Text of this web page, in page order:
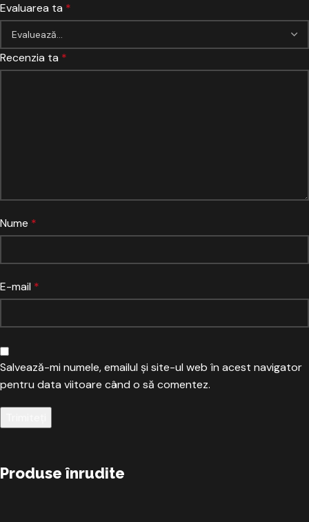
Evaluarea ta *
Recenzia ta *
Nume *
E-mail *
Salvează-mi numele, emailul și site-ul web în acest navigator
pentru data viitoare când o să comentez.
Produse înrudite